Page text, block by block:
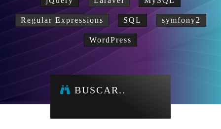
Regular Expressions SQL symfony2
WordPress
BUSCAR..